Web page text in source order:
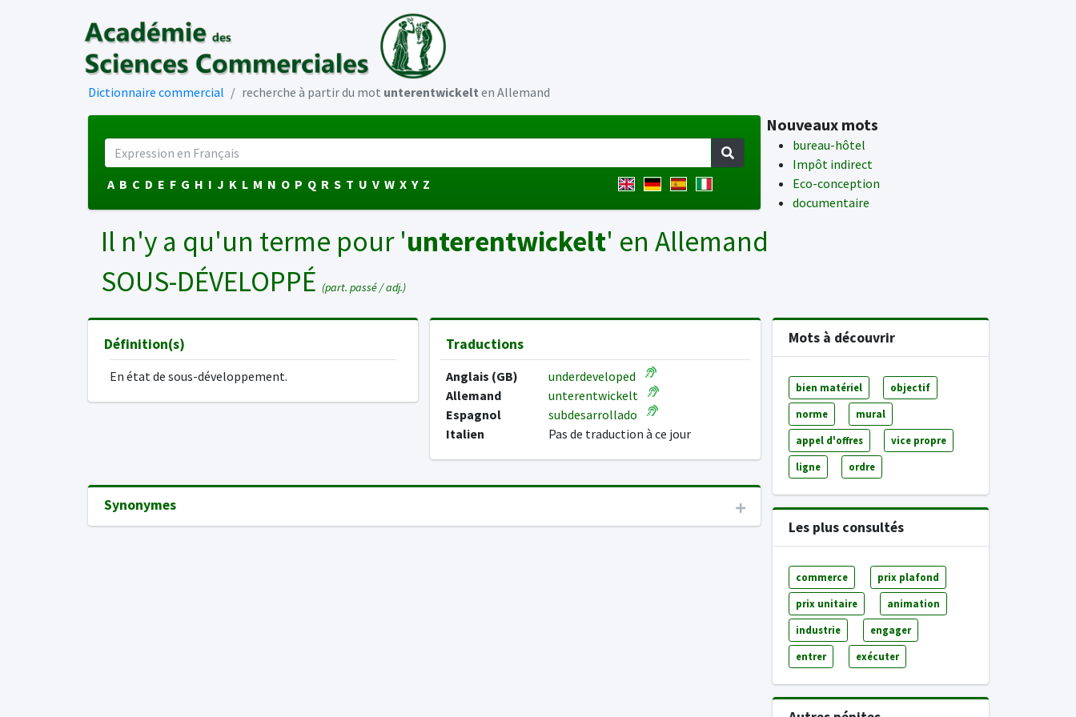
Dictionnaire commercial recherche à partir du mot unterentwickelt en Allemand
A B C D E F G H I J K L M N O P Q R S T U V W X Y Z
Nouveaux mots
bureau-hôtel
Impôt indirect
Eco-conception
documentaire
Il n'y a qu'un terme pour 'unterentwickelt' en Allemand
SOUS-DÉVELOPPÉ (part. passé / adj.)
Définition(s)
En état de sous-développement.
Traductions
Anglais (GB)
underdeveloped
Allemand
unterentwickelt
Espagnol
subdesarrollado
Italien
Pas de traduction à ce jour
Synonymes
Mots à découvrir
bien matériel objectif
norme mural
appel d'offres vice propre
ligne ordre
Les plus consultés
commerce prix plafond
prix unitaire animation
industrie engager
entrer exécuter